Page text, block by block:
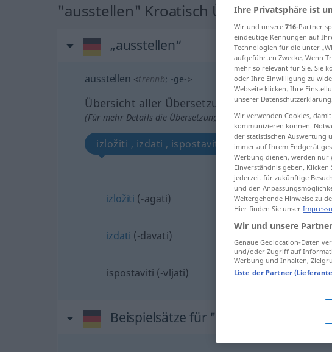
"ausstellen" Kroatisch Übersetzung
„ausstellen“
ausstellen <trennb; -ge->
Übersicht aller Übersetzungen
(Für mehr Details die Übersetzung anklicken/antippen)
izložiti , izdati , ispostaviti
izložiti (-agati)
izdati (-davati)
ispostaviti (-vljati)
Beispielsätze für "ausstellen"
Ihre Privatsphäre ist
Wir und unsere 716-Partner
eindeutige Kennungen auf
Technologien für die unter
aufgeführten Zwecke. Wenn
mehr so relevant für Sie. Sie
oder Ihre Einwilligung zu
Webseite klicken. Ihre
unserer Datenschutzerklärung.
Wir verwenden Cookies,
kommunizieren können.
der statistischen Auswertung
immer auf Ihrem Endgerät
Werbung dienen, werden nur
Einverständnis geben.
jederzeit für zukünftige
und den
Weitergehende Hinweise zu
Hier finden Sie unser
Wir und unsere
Genaue Geolocation-Daten
und/oder Zugriff auf
Werbung und Inhalten,
Liste der Partner